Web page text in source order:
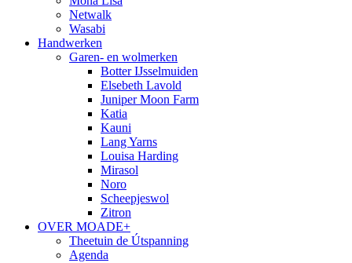
Netwalk
Wasabi
Handwerken
Garen- en wolmerken
Botter IJsselmuiden
Elsebeth Lavold
Juniper Moon Farm
Katia
Kauni
Lang Yarns
Louisa Harding
Mirasol
Noro
Scheepjeswol
Zitron
OVER MOADE+
Theetuin de Útspanning
Agenda